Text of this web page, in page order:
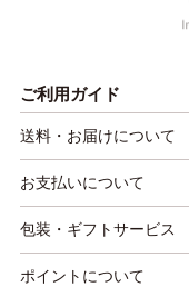
ご利用ガイド
送料・お届けについて
お支払いについて
包装・ギフトサービス
ポイントについて